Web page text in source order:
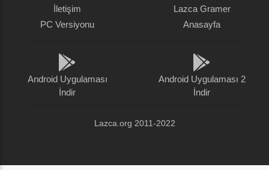
İletişim
PC Versiyonu
Lazca Gramer
Anasayfa
Android Uygulaması
İndir
Android Uygulaması 2
İndir
Lazca.org 2011-2022